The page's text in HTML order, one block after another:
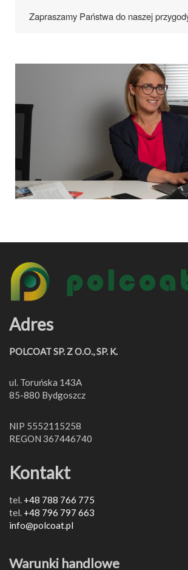
Zapraszamy Państwa do naszej
Adres
POLCOAT SP. Z O.O., SP. K.
ul. Toruńska 143A
85-880 Bydgoszcz
NIP 5552115258
REGON 367446740
Kontakt
tel. +48 788 766 775
tel. +48 796 797 663
info@polcoat.pl
Warunki handlowe